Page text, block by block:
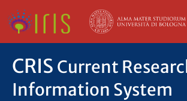
CRIS Current
Information System